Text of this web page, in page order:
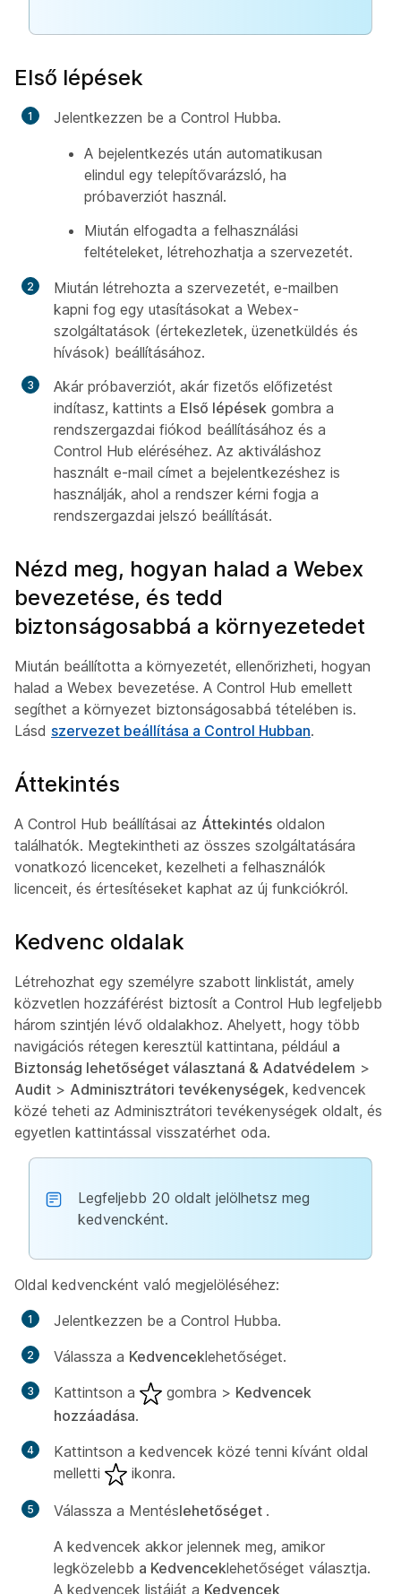
Első lépések
Jelentkezzen be a Control Hubba.
A bejelentkezés után automatikusan
elindul egy telepítővarázsló, ha
próbaverziót használ.
Miután elfogadta a felhasználási
feltételeket, létrehozhatja a szervezetét.
Miután létrehozta a szervezetét, e-mailben
kapni fog egy utasításokat a Webex-
szolgáltatások (értekezletek, üzenetküldés és
hívások) beállításához.
Akár próbaverziót, akár fizetős előfizetést
indítasz, kattints a Első lépések gombra a
rendszergazdai fiókod beállításához és a
Control Hub eléréséhez. Az aktiváláshoz
használt e-mail címet a bejelentkezéshez is
használják, ahol a rendszer kérni fogja a
rendszergazdai jelszó beállítását.
Nézd meg, hogyan halad a Webex
bevezetése, és tedd
biztonságosabbá a környezetedet
Miután beállította a környezetét, ellenőrizheti, hogyan
halad a Webex bevezetése. A Control Hub emellett
segíthet a környezet biztonságosabbá tételében is.
Lásd szervezet beállítása a Control Hubban.
Áttekintés
A Control Hub beállításai az Áttekintés oldalon
találhatók. Megtekintheti az összes szolgáltatására
vonatkozó licenceket, kezelheti a felhasználók
licenceit, és értesítéseket kaphat az új funkciókról.
Kedvenc oldalak
Létrehozhat egy személyre szabott linklistát, amely
közvetlen hozzáférést biztosít a Control Hub legfeljebb
három szintjén lévő oldalakhoz. Ahelyett, hogy több
navigációs rétegen keresztül kattintana, például a
Biztonság lehetőséget választaná & Adatvédelem >
Audit > Adminisztrátori tevékenységek, kedvencek
közé teheti az Adminisztrátori tevékenységek oldalt, és
egyetlen kattintással visszatérhet oda.
Legfeljebb 20 oldalt jelölhetsz meg
kedvencként.
Oldal kedvencként való megjelöléséhez:
Jelentkezzen be a Control Hubba.
Válassza a Kedvenceklehetőséget.
Kattintson a
gombra > Kedvencek
hozzáadása.
Kattintson a kedvencek közé tenni kívánt oldal
melletti
ikonra.
Válassza a Mentéslehetőséget .
A kedvencek akkor jelennek meg, amikor
legközelebb a Kedvenceklehetőséget választja.
A kedvencek listáját a Kedvencek